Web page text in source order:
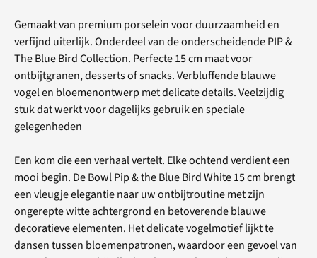
Gemaakt van premium porselein voor duurzaamheid en
verfijnd uiterlijk. Onderdeel van de onderscheidende PIP &
The Blue Bird Collection. Perfecte 15 cm maat voor
ontbijtgranen, desserts of snacks. Verbluffende blauwe
vogel en bloemenontwerp met delicate details. Veelzijdig
stuk dat werkt voor dagelijks gebruik en speciale
gelegenheden
Een kom die een verhaal vertelt. Elke ochtend verdient een
mooi begin. De Bowl Pip & the Blue Bird White 15 cm brengt
een vleugje elegantie naar uw ontbijtroutine met zijn
ongerepte witte achtergrond en betoverende blauwe
decoratieve elementen. Het delicate vogelmotief lijkt te
dansen tussen bloemenpatronen, waardoor een gevoel van